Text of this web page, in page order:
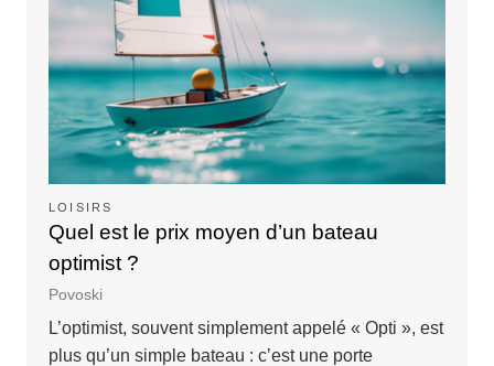
LOISIRS
Quel est le prix moyen d’un bateau
optimist ?
Povoski
L’optimist, souvent simplement appelé « Opti », est
plus qu’un simple bateau : c’est une porte